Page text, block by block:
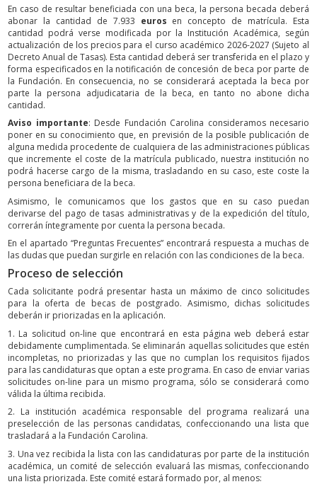
En caso de resultar beneficiada con una beca, la persona becada deberá
abonar la cantidad de 7.933 euros en concepto de matrícula. Esta
cantidad podrá verse modificada por la Institución Académica, según
actualización de los precios para el curso académico 2026-2027 (Sujeto al
Decreto Anual de Tasas). Esta cantidad deberá ser transferida en el plazo y
forma especificados en la notificación de concesión de beca por parte de
la Fundación. En consecuencia, no se considerará aceptada la beca por
parte la persona adjudicataria de la beca, en tanto no abone dicha
cantidad.
Aviso importante: Desde Fundación Carolina consideramos necesario
poner en su conocimiento que, en previsión de la posible publicación de
alguna medida procedente de cualquiera de las administraciones públicas
que incremente el coste de la matrícula publicado, nuestra institución no
podrá hacerse cargo de la misma, trasladando en su caso, este coste la
persona beneficiara de la beca.
Asimismo, le comunicamos que los gastos que en su caso puedan
derivarse del pago de tasas administrativas y de la expedición del título,
correrán íntegramente por cuenta la persona becada.
En el apartado “Preguntas Frecuentes” encontrará respuesta a muchas de
las dudas que puedan surgirle en relación con las condiciones de la beca.
Proceso de selección
Cada solicitante podrá presentar hasta un máximo de cinco solicitudes
para la oferta de becas de postgrado. Asimismo, dichas solicitudes
deberán ir priorizadas en la aplicación.
1. La solicitud on-line que encontrará en esta página web deberá estar
debidamente cumplimentada. Se eliminarán aquellas solicitudes que estén
incompletas, no priorizadas y las que no cumplan los requisitos fijados
para las candidaturas que optan a este programa. En caso de enviar varias
solicitudes on-line para un mismo programa, sólo se considerará como
válida la última recibida.
2. La institución académica responsable del programa realizará una
preselección de las personas candidatas, confeccionando una lista que
trasladará a la Fundación Carolina.
3. Una vez recibida la lista con las candidaturas por parte de la institución
académica, un comité de selección evaluará las mismas, confeccionando
una lista priorizada. Este comité estará formado por, al menos: